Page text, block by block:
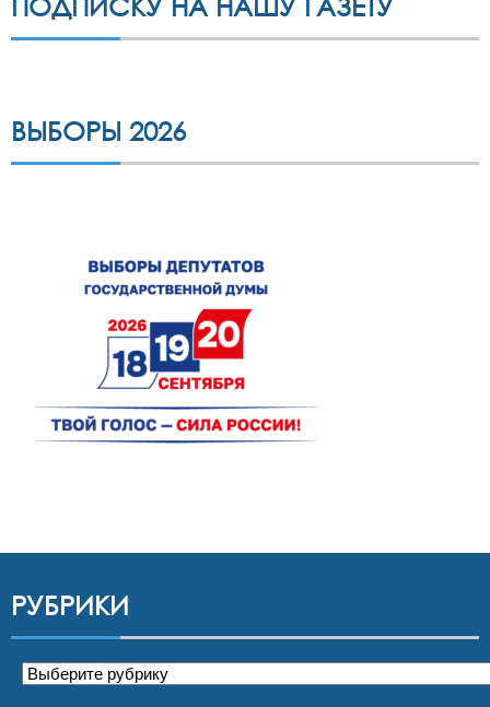
ВЫБОРЫ 2026
РУБРИКИ
Рубрики